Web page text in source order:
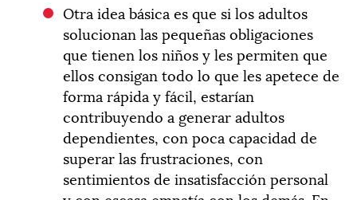
Otra idea básica es que si los adultos
solucionan las pequeñas obligaciones
que tienen los niños y les permiten que
ellos consigan todo lo que les apetece de
forma rápida y fácil, estarían
contribuyendo a generar adultos
dependientes, con poca capacidad de
superar las frustraciones, con
sentimientos de insatisfacción personal